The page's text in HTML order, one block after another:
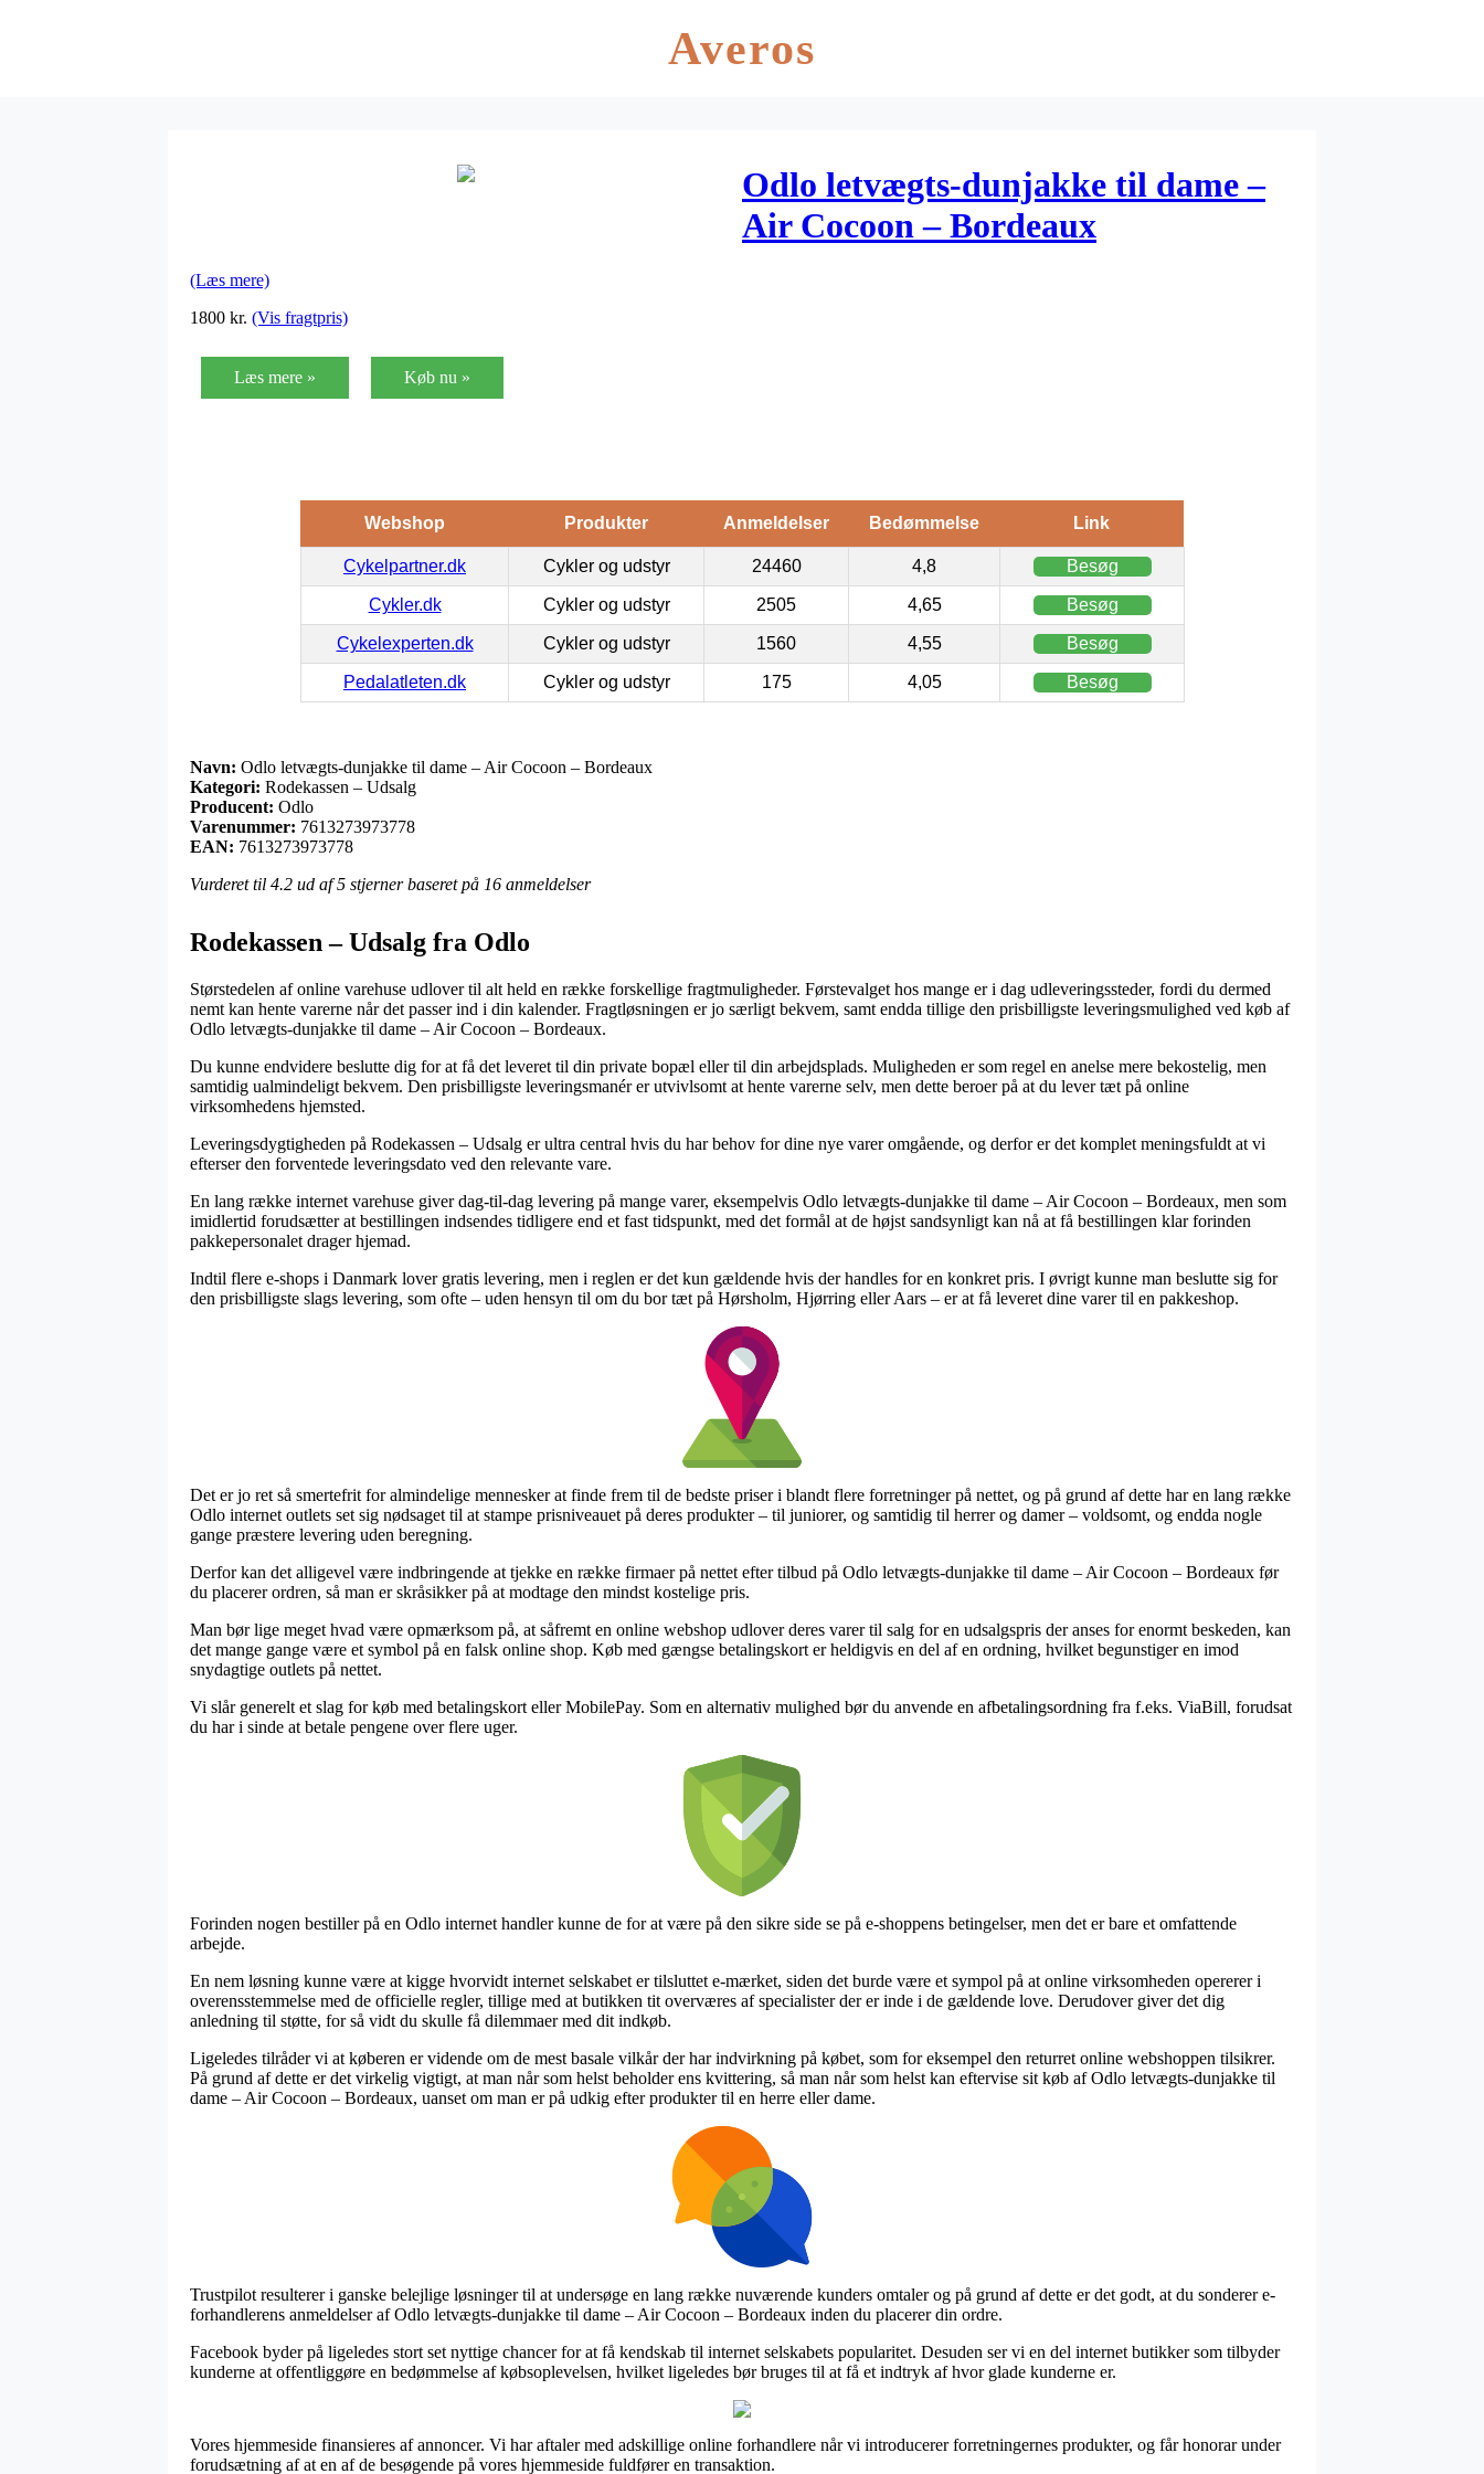
Averos
Odlo letvægts-dunjakke til dame –
Air Cocoon – Bordeaux
(Læs mere)
1800 kr. (Vis fragtpris)
Læs mere » Køb nu »
Webshop Produkter Anmeldelser Bedømmelse Link
Cykelpartner.dk Cykler og udstyr 24460 4,8 Besøg
Cykler.dk Cykler og udstyr 2505 4,65 Besøg
Cykelexperten.dk Cykler og udstyr 1560 4,55 Besøg
Pedalatleten.dk Cykler og udstyr 175 4,05 Besøg
Navn: Odlo letvægts-dunjakke til dame – Air Cocoon – Bordeaux
Kategori: Rodekassen – Udsalg
Producent: Odlo
Varenummer: 7613273973778
EAN: 7613273973778
Vurderet til 4.2 ud af 5 stjerner baseret på 16 anmeldelser
Rodekassen – Udsalg fra Odlo
Størstedelen af online varehuse udlover til alt held en række forskellige fragtmuligheder. Førstevalget hos mange er i dag udleveringssteder, fordi du dermed
nemt kan hente varerne når det passer ind i din kalender. Fragtløsningen er jo særligt bekvem, samt endda tillige den prisbilligste leveringsmulighed ved køb af
Odlo letvægts-dunjakke til dame – Air Cocoon – Bordeaux.
Du kunne endvidere beslutte dig for at få det leveret til din private bopæl eller til din arbejdsplads. Muligheden er som regel en anelse mere bekostelig, men
samtidig ualmindeligt bekvem. Den prisbilligste leveringsmanér er utvivlsomt at hente varerne selv, men dette beroer på at du lever tæt på online
virksomhedens hjemsted.
Leveringsdygtigheden på Rodekassen – Udsalg er ultra central hvis du har behov for dine nye varer omgående, og derfor er det komplet meningsfuldt at vi
efterser den forventede leveringsdato ved den relevante vare.
En lang række internet varehuse giver dag-til-dag levering på mange varer, eksempelvis Odlo letvægts-dunjakke til dame – Air Cocoon – Bordeaux, men som
imidlertid forudsætter at bestillingen indsendes tidligere end et fast tidspunkt, med det formål at de højst sandsynligt kan nå at få bestillingen klar forinden
pakkepersonalet drager hjemad.
Indtil flere e-shops i Danmark lover gratis levering, men i reglen er det kun gældende hvis der handles for en konkret pris. I øvrigt kunne man beslutte sig for
den prisbilligste slags levering, som ofte – uden hensyn til om du bor tæt på Hørsholm, Hjørring eller Aars – er at få leveret dine varer til en pakkeshop.
Det er jo ret så smertefrit for almindelige mennesker at finde frem til de bedste priser i blandt flere forretninger på nettet, og på grund af dette har en lang række
Odlo internet outlets set sig nødsaget til at stampe prisniveauet på deres produkter – til juniorer, og samtidig til herrer og damer – voldsomt, og endda nogle
gange præstere levering uden beregning.
Derfor kan det alligevel være indbringende at tjekke en række firmaer på nettet efter tilbud på Odlo letvægts-dunjakke til dame – Air Cocoon – Bordeaux før
du placerer ordren, så man er skråsikker på at modtage den mindst kostelige pris.
Man bør lige meget hvad være opmærksom på, at såfremt en online webshop udlover deres varer til salg for en udsalgspris der anses for enormt beskeden, kan
det mange gange være et symbol på en falsk online shop. Køb med gængse betalingskort er heldigvis en del af en ordning, hvilket begunstiger en imod
snydagtige outlets på nettet.
Vi slår generelt et slag for køb med betalingskort eller MobilePay. Som en alternativ mulighed bør du anvende en afbetalingsordning fra f.eks. ViaBill, forudsat
du har i sinde at betale pengene over flere uger.
Forinden nogen bestiller på en Odlo internet handler kunne de for at være på den sikre side se på e-shoppens betingelser, men det er bare et omfattende
arbejde.
En nem løsning kunne være at kigge hvorvidt internet selskabet er tilsluttet e-mærket, siden det burde være et sympol på at online virksomheden opererer i
overensstemmelse med de officielle regler, tillige med at butikken tit overværes af specialister der er inde i de gældende love. Derudover giver det dig
anledning til støtte, for så vidt du skulle få dilemmaer med dit indkøb.
Ligeledes tilråder vi at køberen er vidende om de mest basale vilkår der har indvirkning på købet, som for eksempel den returret online webshoppen tilsikrer.
På grund af dette er det virkelig vigtigt, at man når som helst beholder ens kvittering, så man når som helst kan eftervise sit køb af Odlo letvægts-dunjakke til
dame – Air Cocoon – Bordeaux, uanset om man er på udkig efter produkter til en herre eller dame.
Trustpilot resulterer i ganske belejlige løsninger til at undersøge en lang række nuværende kunders omtaler og på grund af dette er det godt, at du sonderer e-
forhandlerens anmeldelser af Odlo letvægts-dunjakke til dame – Air Cocoon – Bordeaux inden du placerer din ordre.
Facebook byder på ligeledes stort set nyttige chancer for at få kendskab til internet selskabets popularitet. Desuden ser vi en del internet butikker som tilbyder
kunderne at offentliggøre en bedømmelse af købsoplevelsen, hvilket ligeledes bør bruges til at få et indtryk af hvor glade kunderne er.
Vores hjemmeside finansieres af annoncer. Vi har aftaler med adskillige online forhandlere når vi introducerer forretningernes produkter, og får honorar under
forudsætning af at en af de besøgende på vores hjemmeside fuldfører en transaktion.